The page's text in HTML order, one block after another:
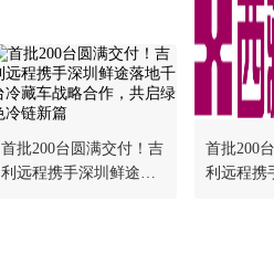
首批200台圆满交付！吉
利远程携手深圳鲜途落
首批200
利远程携